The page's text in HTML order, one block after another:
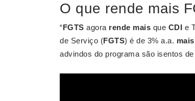
O que rende mais
“FGTS agora rende mais que CDI e
de Serviço (FGTS) é de 3% a.a. mais
advindos do programa são isentos